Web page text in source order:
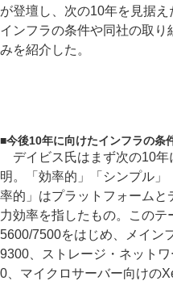
が登壇し、次の10年を見据え
インフラの条件や同社の取り
みを紹介した。
■今後10年に向けたインフラの条
デイビス氏はまず次の10年
明。「効率的」「シンプル
率的」はプラットフォーム
力効率を指したもの。この
5600/7500をはじめ、メイン
9300、ストレージ・ネット
0、マイクロサーバー向けの